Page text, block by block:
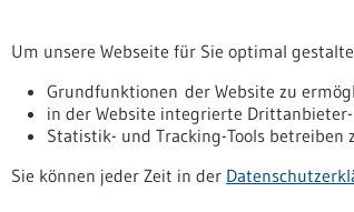
Informiert bleiben
Um unsere Webseite für Sie optimal
Grundfunktionen der Website zu
in der Website integrierte Drittanbieter-
Statistik- und Tracking-Tools betreiben
Sie können jeder Zeit in der